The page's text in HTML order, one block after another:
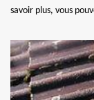
savoir plus, vous